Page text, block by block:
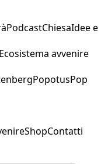
PodcastChiesaIdee e
Ecosistema avvenire
PopotusPop
ShopContatti